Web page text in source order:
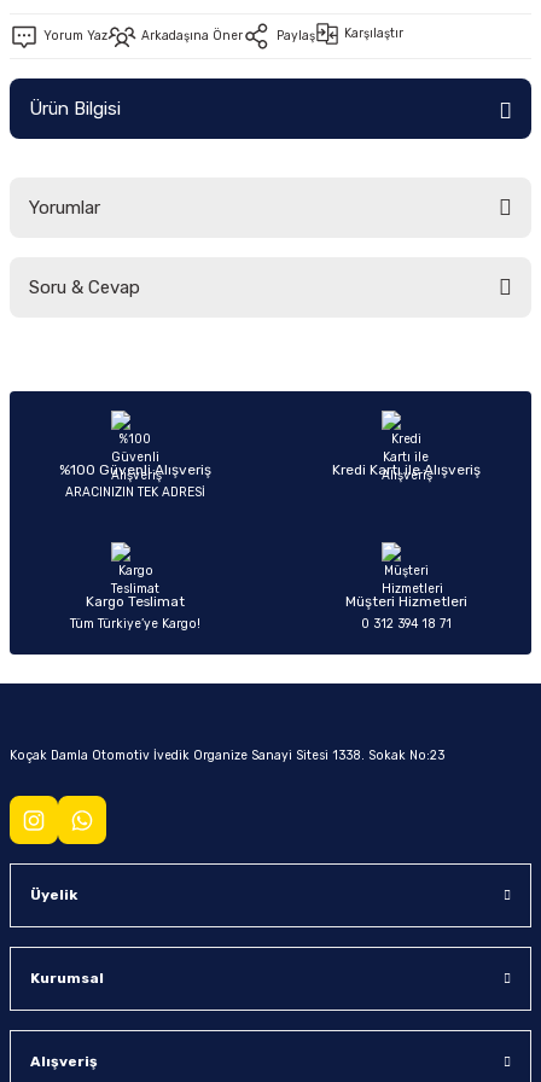
Ön/Arka Takımlar
Yorum Yaz Arkadaşına Öner Paylaş Karşılaştır
Ürün Bilgisi
Yorumlar
Soru & Cevap
Ürün hakkında henüz soru sorulmamış.
%100 Güvenli Alışveriş
ARACINIZIN TEK ADRESİ
Kredi Kartı ile Alışveriş
Kargo Teslimat
Tüm Türkiye’ye Kargo!
Müşteri Hizmetleri
0 312 394 18 71
Koçak Damla Otomotiv İvedik Organize Sanayi Sitesi 1338. Sokak No:23
Üyelik
Kurumsal
Alışveriş